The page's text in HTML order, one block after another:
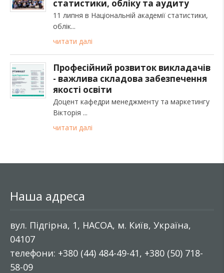
статистики, обліку та аудиту
11 липня в Національній академії статистики,
облік
читати далі
Професійний розвиток викладачів
- важлива складова забезпечення
якості освіти
Доцент кафедри менеджменту та маркетингу
Вікторія
читати далі
Наша адреса
вул. Підгірна, 1, НАСОА, м. Київ, Україна,
04107
телефони: +380 (44) 484-49-41, +380 (50) 718-
58-09